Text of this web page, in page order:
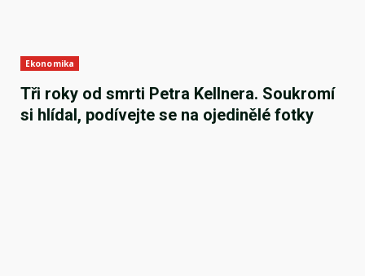
Ekonomika
Tři roky od smrti Petra Kellnera. Soukromí
si hlídal, podívejte se na ojedinělé fotky